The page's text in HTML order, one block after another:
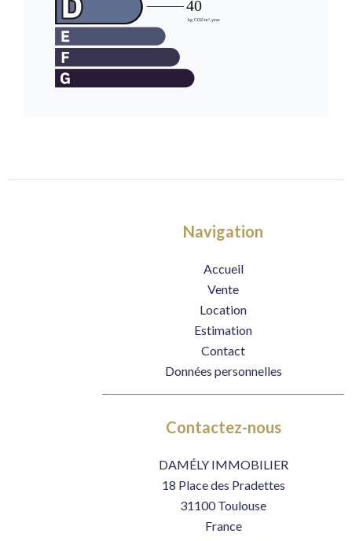
Navigation
Accueil
Vente
Location
Estimation
Contact
Données personnelles
Contactez-nous
DAMÉLY IMMOBILIER
18 Place des Pradettes
31100Toulouse
France